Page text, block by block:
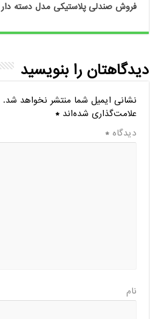
فروش صندلی پلاستیکی مدل دسته دار
دیدگاهتان را بنویسید
نشانی ایمیل شما منتشر نخواهد شد.
علامت‌گذاری شده‌اند*
دیدگاه*
نام